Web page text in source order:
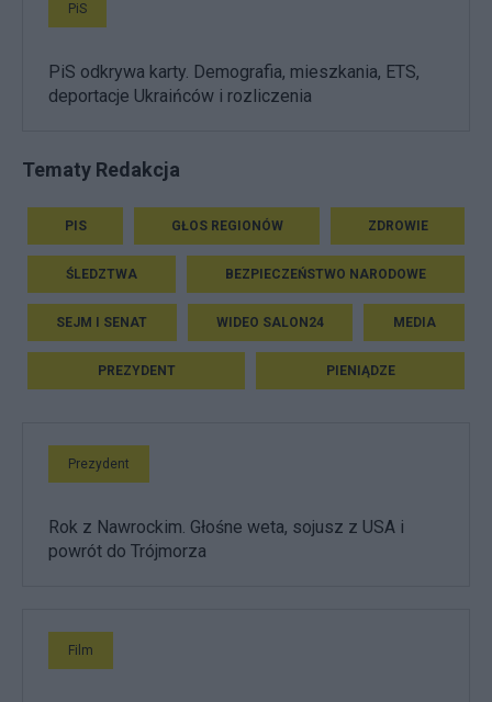
PiS
PiS odkrywa karty. Demografia, mieszkania, ETS,
deportacje Ukraińców i rozliczenia
Tematy Redakcja
PIS GŁOS REGIONÓW ZDROWIE
ŚLEDZTWA BEZPIECZEŃSTWO NARODOWE
SEJM I SENAT WIDEO SALON24 MEDIA
PREZYDENT PIENIĄDZE
Prezydent
Rok z Nawrockim. Głośne weta, sojusz z USA i
powrót do Trójmorza
Film